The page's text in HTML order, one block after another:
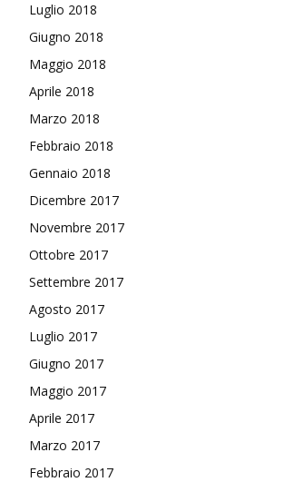
Luglio 2018
Giugno 2018
Maggio 2018
Aprile 2018
Marzo 2018
Febbraio 2018
Gennaio 2018
Dicembre 2017
Novembre 2017
Ottobre 2017
Settembre 2017
Agosto 2017
Luglio 2017
Giugno 2017
Maggio 2017
Aprile 2017
Marzo 2017
Febbraio 2017